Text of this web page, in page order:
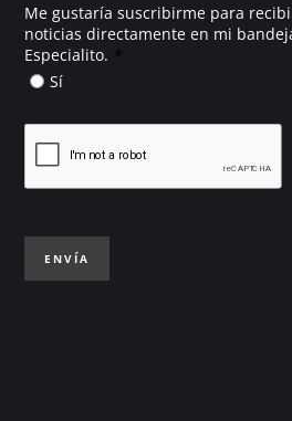
Me gustaría suscribirme para
noticias directamente en mi
Especialito. *
Sí
ENVÍA